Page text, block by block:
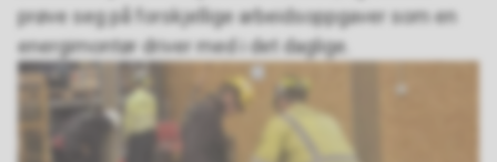
prøve seg på forskjellige arbeidsoppgaver som en
energimontør driver med i det daglige.